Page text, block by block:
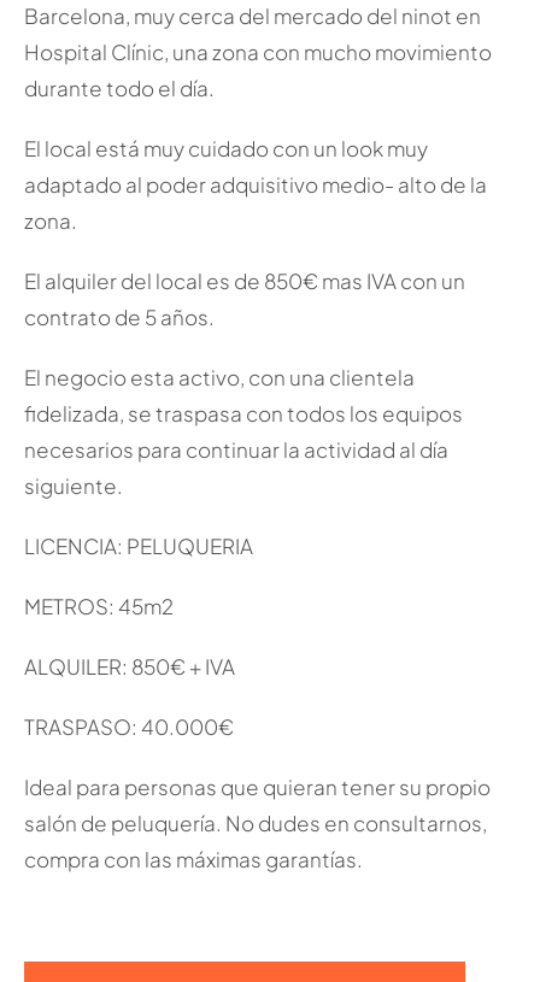
Barcelona, muy cerca del mercado del ninot en
Hospital Clínic, una zona con mucho movimiento
durante todo el día.
El local está muy cuidado con un look muy
adaptado al poder adquisitivo medio- alto de la
zona.
El alquiler del local es de 850€ mas IVA con un
contrato de 5 años.
El negocio esta activo, con una clientela
fidelizada, se traspasa con todos los equipos
necesarios para continuar la actividad al día
siguiente.
LICENCIA: PELUQUERIA
METROS: 45m2
ALQUILER: 850€ + IVA
TRASPASO: 40.000€
Ideal para personas que quieran tener su propio
salón de peluquería. No dudes en consultarnos,
compra con las máximas garantías.